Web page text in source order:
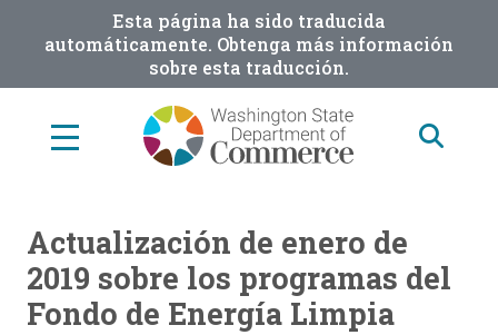
Esta página ha sido traducida
automáticamente. Obtenga más información
sobre esta traducción.
Actualización de enero de
2019 sobre los programas del
Fondo de Energía Limpia